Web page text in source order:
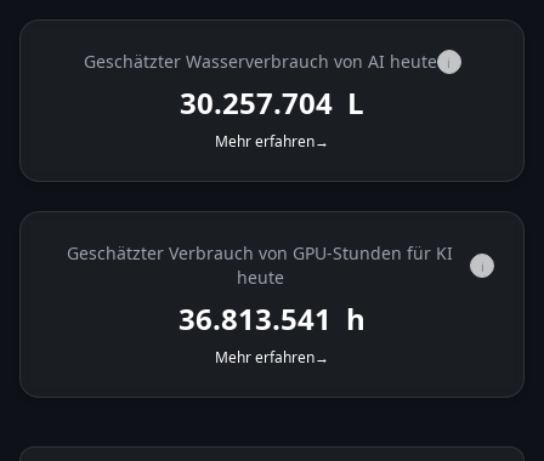
Geschätzter Wasserverbrauch von AI heute i
30.258.264 L
Mehr erfahren→
Geschätzter Verbrauch von GPU-Stunden für KI
heute
i
36.814.224 h
Mehr erfahren→